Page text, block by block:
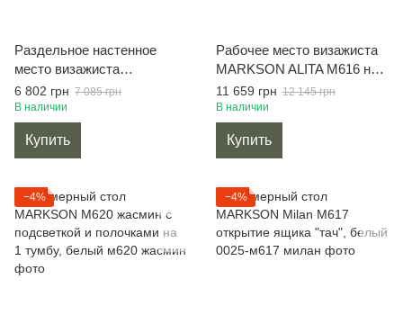
Раздельное настенное
место визажиста
MARKSON Mia light М611 ,
черное
6 802 грн 7 085 грн
В наличии
Купить
Рабочее место визажиста
MARKSON ALITA М616 на
металлических ножках,
белый
11 659 грн 12 145 грн
В наличии
Купить
−4% −4%